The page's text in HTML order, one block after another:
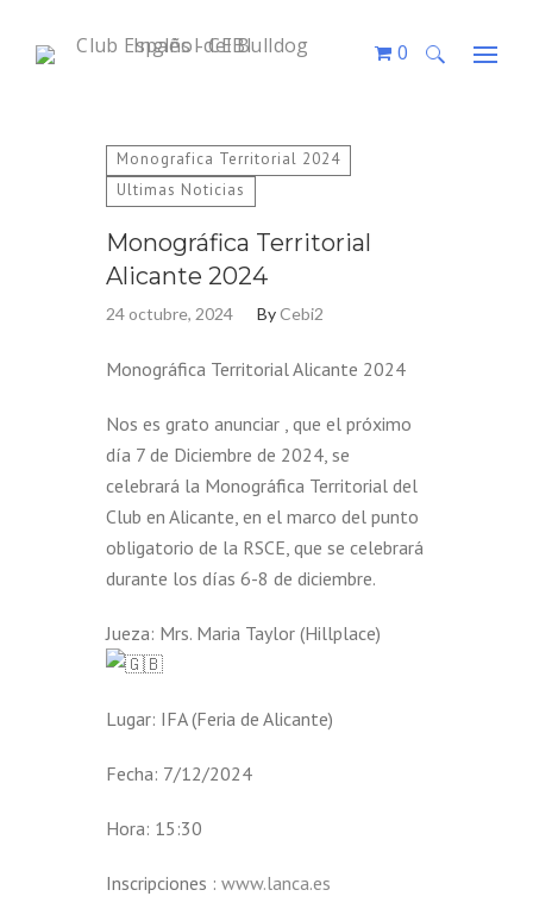
0
Monografica Territorial 2024
Ultimas Noticias
Monográfica Territorial
Alicante 2024
24 octubre, 2024 ByCebi2
Monográfica Territorial Alicante 2024
Nos es grato anunciar , que el próximo
día 7 de Diciembre de 2024, se
celebrará la Monográfica Territorial del
Club en Alicante, en el marco del punto
obligatorio de la RSCE, que se celebrará
durante los días 6-8 de diciembre.
Jueza: Mrs. Maria Taylor (Hillplace)
Lugar: IFA (Feria de Alicante)
Fecha: 7/12/2024
Hora: 15:30
Inscripciones : www.lanca.es